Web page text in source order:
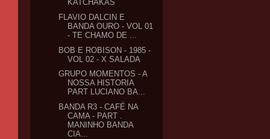
KATCHAKAS
FLAVIO DALCIN E
BANDA OURO - VOL 01
- TE CHAMO DE ...
BOB E ROBISON - 1985 -
VOL 02 - X SALADA
GRUPO MOMENTOS - A
NOSSA HISTORIA
PART LUCIANO BA...
BANDA R3 - CAFÉ NA
CAMA - PART .
MANINHO BANDA
CIA...